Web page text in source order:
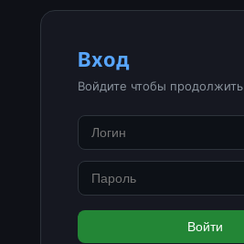
Вход
Войдите чтобы продолжить
Войти